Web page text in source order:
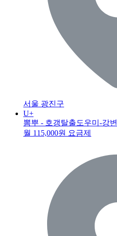
서울 광진구
U+
뽐뿌 - 호갱탈출도우미-강변
월 115,000원 요금제